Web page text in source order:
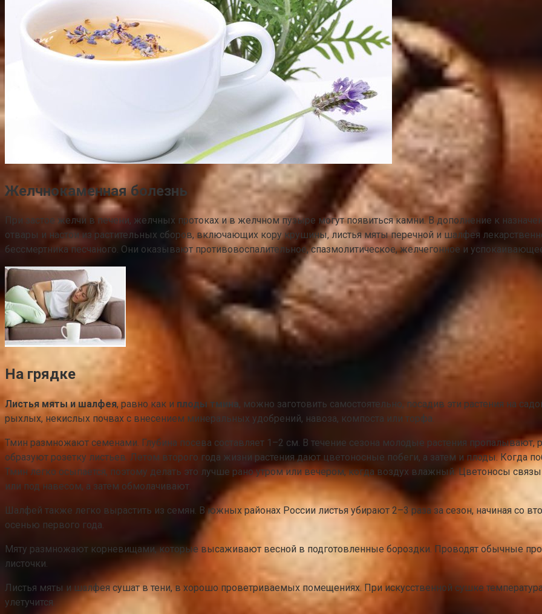
Желчнокаменная болезнь
При застое желчи в печени, желчных протоках и в желчном пузыре могут появиться камни. В дополнение к
отвары и настои из растительных сборов, включающих кору крушины, листья мяты перечной и шалфея
бессмертника песчаного. Они оказывают противовоспалительное, спазмолитическое, желчегонное и
На грядке
Листья мяты и шалфея, равно как и плоды тмина, можно заготовить самостоятельно, посадив эти растения на
рыхлых, некислых почвах с внесением минеральных удобрений, навоза, компоста или торфа.
Тмин размножают семенами. Глубина посева составляет 1–2 см. В течение сезона молодые растения
образуют розетку листьев. Летом второго года жизни растения дают цветоносные побеги, а затем и плоды. Когда
Тмин легко осыпается, поэтому делать это лучше рано утром или вечером, когда воздух влажный. Цветоносы
или под навесом, а затем обмолачивают.
Шалфей также легко вырастить из семян. В южных районах России листья убирают 2–3 раза за сезон, начиная со
осенью первого года.
Мяту размножают корневищами, которые высаживают весной в подготовленные бороздки. Проводят обычные
листочки.
Листья мяты и шалфея сушат в тени, в хорошо проветриваемых помещениях. При искусственной сушке
улетучится.